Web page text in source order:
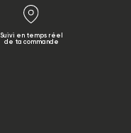
Suivi en temps réel
de ta commande